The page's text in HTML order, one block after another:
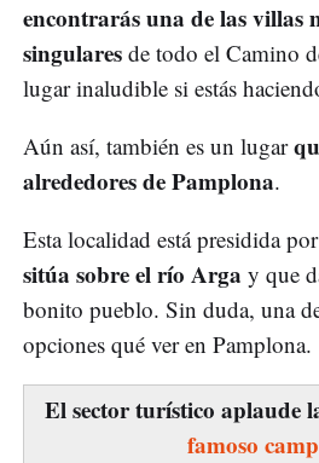
encontrarás una de las villas
singulares de todo el Camino
lugar inaludible si estás
Aún así, también es un lugar
alrededores de Pamplona.
Esta localidad está presidida por
sitúa sobre el río Arga y que
bonito pueblo. Sin duda, una
opciones qué ver en Pamplona.
El sector turístico aplaude
famoso